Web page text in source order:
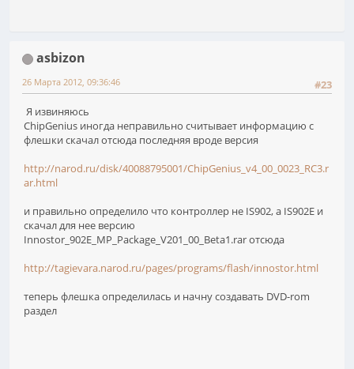
asbizon
#23
26 Марта 2012, 09:36:46
Я извиняюсь
ChipGenius иногда неправильно считывает информацию с
флешки скачал отсюда последняя вроде версия
http://narod.ru/disk/40088795001/ChipGenius_v4_00_0023_RC3.r
ar.html
и правильно определило что контроллер не IS902, а IS902Е и
скачал для нее версию
Innostor_902E_MP_Package_V201_00_Beta1.rar отсюда
http://tagievara.narod.ru/pages/programs/flash/innostor.html
теперь флешка определилась и начну создавать DVD-rom
раздел